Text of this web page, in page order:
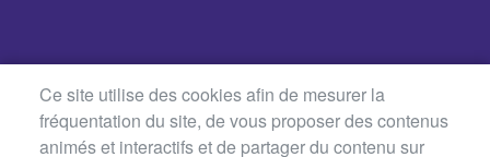
Ce site utilise des cookies afin de mesurer la
fréquentation du site, de vous proposer des contenus
animés et interactifs et de partager du contenu sur